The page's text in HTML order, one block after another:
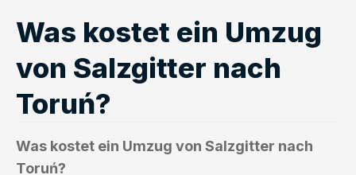
Was kostet ein Umzug
von Salzgitter nach
Toruń?
Was kostet ein Umzug von Salzgitter nach
Toruń?